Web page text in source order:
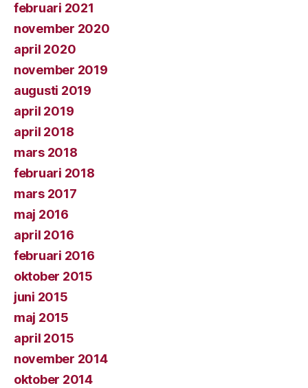
februari 2021
november 2020
april 2020
november 2019
augusti 2019
april 2019
april 2018
mars 2018
februari 2018
mars 2017
maj 2016
april 2016
februari 2016
oktober 2015
juni 2015
maj 2015
april 2015
november 2014
oktober 2014